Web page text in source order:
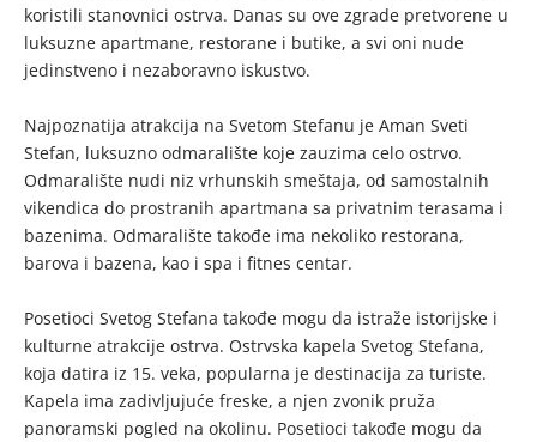
koristili stanovnici ostrva. Danas su ove zgrade pretvorene u
luksuzne apartmane, restorane i butike, a svi oni nude
jedinstveno i nezaboravno iskustvo.
Najpoznatija atrakcija na Svetom Stefanu je Aman Sveti
Stefan, luksuzno odmaralište koje zauzima celo ostrvo.
Odmaralište nudi niz vrhunskih smeštaja, od samostalnih
vikendica do prostranih apartmana sa privatnim terasama i
bazenima. Odmaralište takođe ima nekoliko restorana,
barova i bazena, kao i spa i fitnes centar.
Posetioci Svetog Stefana takođe mogu da istraže istorijske i
kulturne atrakcije ostrva. Ostrvska kapela Svetog Stefana,
koja datira iz 15. veka, popularna je destinacija za turiste.
Kapela ima zadivljujuće freske, a njen zvonik pruža
panoramski pogled na okolinu. Posetioci takođe mogu da